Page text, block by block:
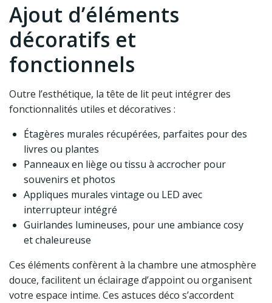
Ajout d’éléments
décoratifs et
fonctionnels
Outre l’esthétique, la tête de lit peut intégrer des
fonctionnalités utiles et décoratives :
Étagères murales récupérées, parfaites pour des
livres ou plantes
Panneaux en liège ou tissu à accrocher pour
souvenirs et photos
Appliques murales vintage ou LED avec
interrupteur intégré
Guirlandes lumineuses, pour une ambiance cosy
et chaleureuse
Ces éléments confèrent à la chambre une atmosphère
douce, facilitent un éclairage d’appoint ou organisent
votre espace intime. Ces astuces déco s’accordent